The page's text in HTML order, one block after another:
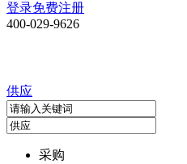
登录免费注册
400-029-9626
供应
采购